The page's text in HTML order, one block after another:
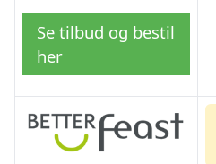
Se tilbud og bestil
her